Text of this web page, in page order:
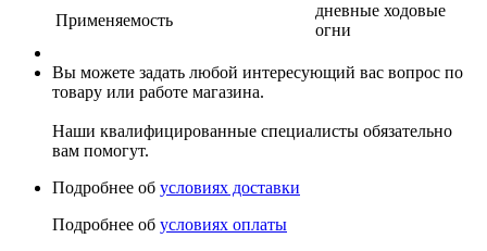
Применяемость
дневные ходовые
огни
Вы можете задать любой интересующий вас вопрос по
товару или работе магазина.
Наши квалифицированные специалисты обязательно
вам помогут.
Подробнее об условиях доставки
Подробнее об условиях оплаты